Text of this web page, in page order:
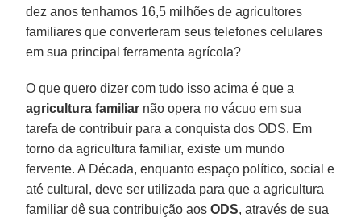
dez anos tenhamos 16,5 milhões de agricultores
familiares que converteram seus telefones celulares
em sua principal ferramenta agrícola?
O que quero dizer com tudo isso acima é que a
agricultura familiar não opera no vácuo em sua
tarefa de contribuir para a conquista dos ODS. Em
torno da agricultura familiar, existe um mundo
fervente. A Década, enquanto espaço político, social e
até cultural, deve ser utilizada para que a agricultura
familiar dê sua contribuição aosODS, através de sua